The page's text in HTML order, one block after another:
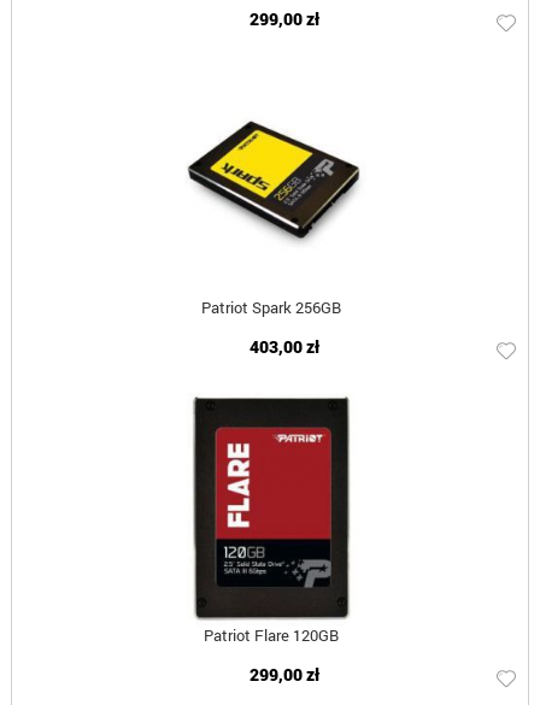
299,00 zł
Patriot Spark 256GB
403,00 zł
Patriot Flare 120GB
299,00 zł